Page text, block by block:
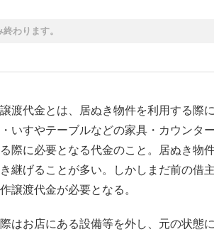
終わります。
渡代金とは、居ぬき物件を利用する際
いすやテーブルなどの家具・カウンタ
際に必要となる代金のこと。居ぬき物
継げることが多い。しかしまだ前の借
譲渡代金が必要となる。
はお店にある設備等を外し、元の状態